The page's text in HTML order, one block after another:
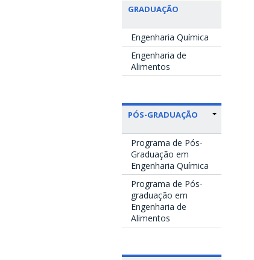
GRADUAÇÃO
Engenharia Química
Engenharia de
Alimentos
PÓS-GRADUAÇÃO
Programa de Pós-
Graduação em
Engenharia Química
Programa de Pós-
graduação em
Engenharia de
Alimentos